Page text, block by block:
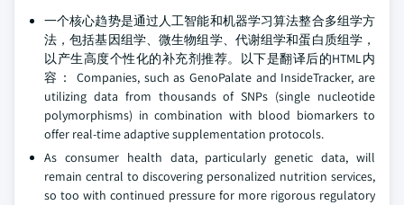
一个核心趋势是通过人工智能和机器学习算法整合多组学方
法，包括基因组学、微生物组学、代谢组学和蛋白质组学，
以产生高度个性化的补充剂推荐。以下是翻译后的HTML内
容： Companies, such as GenoPalate and InsideTracker, are
utilizing data from thousands of SNPs (single nucleotide
polymorphisms) in combination with blood biomarkers to
offer real-time adaptive supplementation protocols.
As consumer health data, particularly genetic data, will
remain central to discovering personalized nutrition services,
so too with continued pressure for more rigorous regulatory